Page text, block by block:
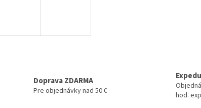
Doprava ZDARMA
Pre objednávky nad 50 €
hod.